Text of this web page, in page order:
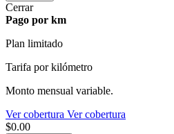
Cerrar
Pago por km
Plan limitado
Tarifa por kilómetro
Monto mensual variable.
Ver cobertura Ver cobertura
$0.00